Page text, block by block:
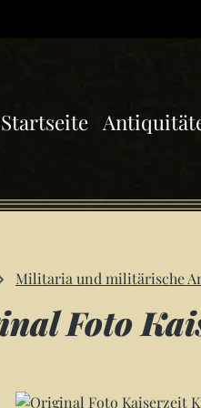
Startseite
Militaria und militärische
Foto
überspringen